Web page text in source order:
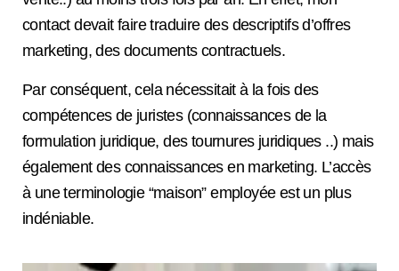
contact devait faire traduire des descriptifs d’offres
marketing, des documents contractuels.
Par conséquent, cela nécessitait à la fois des
compétences de juristes (connaissances de la
formulation juridique, des tournures juridiques ..) mais
également des connaissances en marketing. L’accès
à une terminologie “maison” employée est un plus
indéniable.